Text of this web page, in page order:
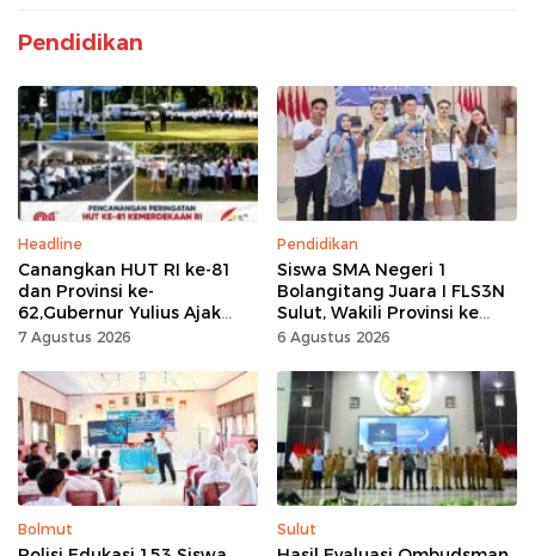
Pendidikan
Headline
Canangkan HUT RI ke-81
dan Provinsi ke-
62,Gubernur Yulius Ajak
Seluruh Masyarakat
Kemerdekaan Momentum
Kerja Keras
7 Agustus 2026
Pendidikan
Siswa SMA Negeri 1
Bolangitang Juara I FLS3N
Sulut, Wakili Provinsi ke
Tingkat Nasional
6 Agustus 2026
Bolmut Sulut